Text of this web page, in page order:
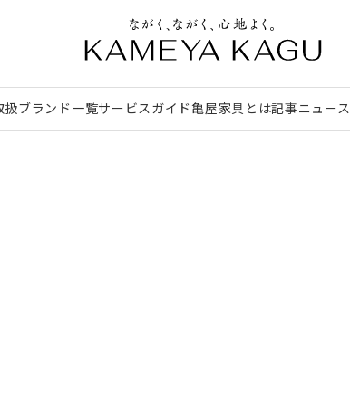
扱ブランド一覧サービスガイド亀屋家具とは記事ニュース